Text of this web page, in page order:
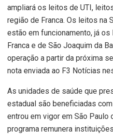
ampliará os leitos de UTI,
região de Franca. Os leitos na
estão em funcionamento, já
Franca e de São Joaquim da
operação a partir da próxima
nota enviada ao F3 Notícias
As unidades de saúde que
estadual são beneficiadas
entrou em vigor em São Paulo
programa remunera